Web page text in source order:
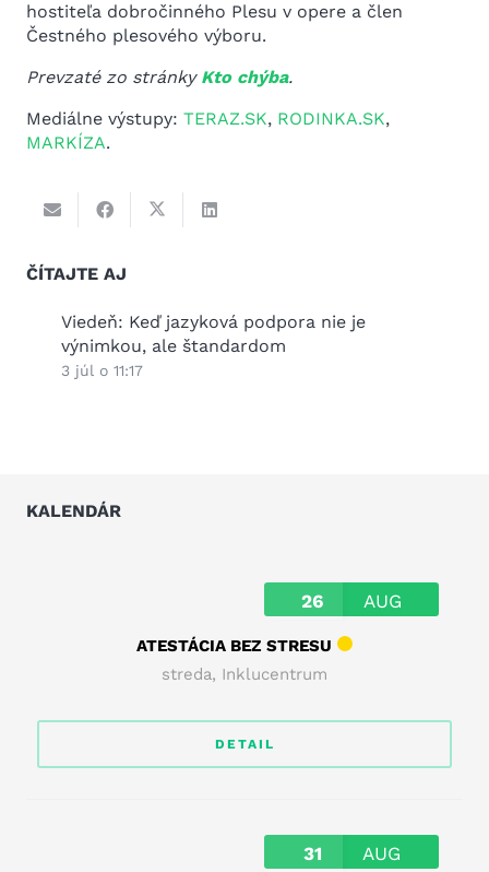
hostiteľa dobročinného Plesu v opere a člen
Čestného plesového výboru.
Prevzaté zo stránky Kto chýba.
Mediálne výstupy: TERAZ.SK, RODINKA.SK,
MARKÍZA.
ČÍTAJTE AJ
Prázdni na prázdniny
25 jún o 19:25
KALENDÁR
26 AUG
ATESTÁCIA BEZ STRESU
streda, Inklucentrum
DETAIL
31 AUG